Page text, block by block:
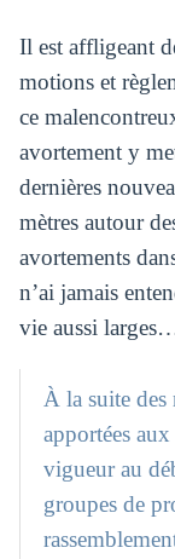
Il est affligeant
motions et
ce
avortement y
dernières
mètres autour
avortements
n’ai jamais
vie aussi
À la suite
apportées
vigueur au
groupes de